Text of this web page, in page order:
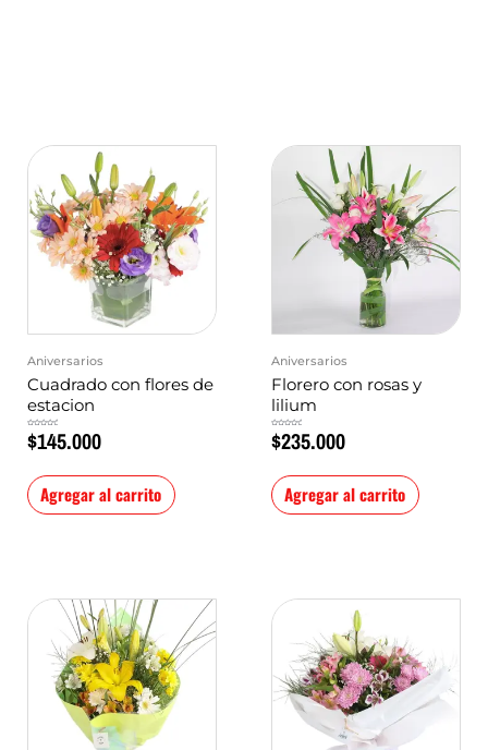
Aniversarios
Cuadrado con flores de
estacion
en
0
de
$145.000
Agregar al carrito
Aniversarios
Florero con rosas y
lilium
en
0
de
$235.000
Agregar al carrito